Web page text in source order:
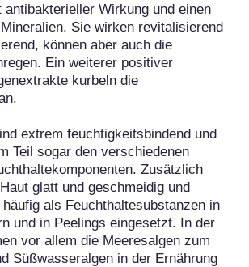
antibakterieller Wirkung und einen
Sie wirken revitalisierend
können aber auch die
Ein weiterer positiver
kurbeln die
extrem feuchtigkeitsbindend und
Teil sogar den verschiedenen
Zusätzlich
glatt und geschmeidig und
als Feuchthaltesubstanzen in
und in Peelings eingesetzt. In der
vor allem die Meeresalgen zum
Süßwasseralgen in der Ernährung